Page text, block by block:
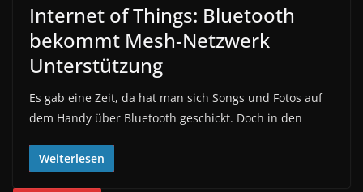
Internet of Things: Bluetooth
bekommt Mesh-Netzwerk
Unterstützung
Es gab eine Zeit, da hat man sich Songs und Fotos auf
dem Handy über Bluetooth geschickt. Doch in den
Weiterlesen